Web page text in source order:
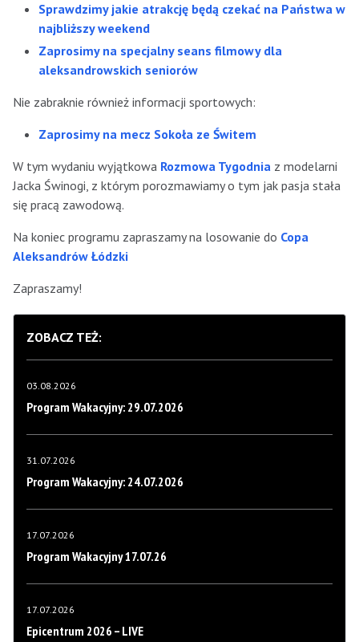
Sprawdzimy jakie atrakcję będą czekać na Państwa w
najbliższy weekend
Zaprosimy na specjalny seans filmowy dla
aleksandrowskich seniorów
Nie zabraknie również informacji sportowych:
Zaprosimy na mecz Sokoła ze Świtem
W tym wydaniu wyjątkowa Rozmowa Tygodnia z modelarni
Jacka Świnogi, z którym porozmawiamy o tym jak pasja stała
się pracą zawodową.
Na koniec programu zapraszamy na losowanie do Copa
Aleksandrów Łódzki
Zapraszamy!
ZOBACZ TEŻ:
03.08.2026
Program Wakacyjny: 29.07.2026
31.07.2026
Program Wakacyjny: 24.07.2026
17.07.2026
Program Wakacyjny 17.07.26
17.07.2026
Epicentrum 2026 – LIVE